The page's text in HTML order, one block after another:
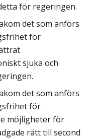
för regeringen.
det som anförs
för
sjuka och
det som anförs
för
möjligheter för
rätt till second